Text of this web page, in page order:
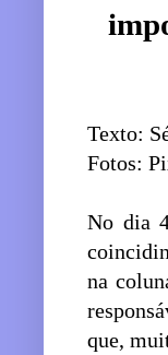
Texto:
Fotos:
No dia
na
que,